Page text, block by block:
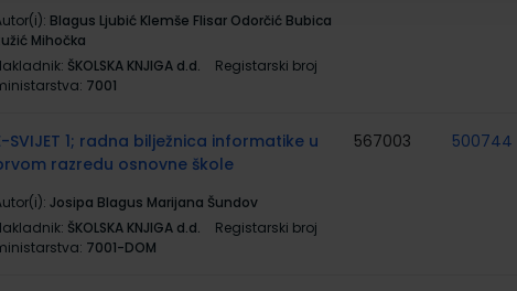
Blagus Ljubić Klemše Flisar Odorčić Bubica
Mihočka
ŠKOLSKA KNJIGA d.d.
Registarski broj
7001
SVIJET 1; radna bilježnica informatike u
razredu osnovne škole
Josipa Blagus Marijana Šundov
ŠKOLSKA KNJIGA d.d.
Registarski broj
7001-DOM
567003 500744